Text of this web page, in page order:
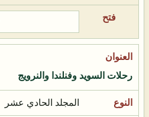
رحلات السويد وفنلندا والنرويج
المجلد الحادي عشر